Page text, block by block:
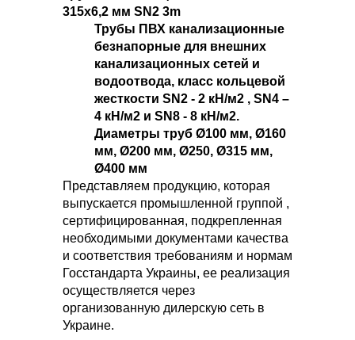
315х6,2 мм SN2 3m
Трубы ПВХ канализационные
безнапорные для внешних
канализационных сетей и
водоотвода, класс кольцевой
жесткости SN2 - 2 кН/м2 , SN4 –
4 кН/м2 и SN8 - 8 кН/м2.
Диаметры труб Ø100 мм, Ø160
мм, Ø200 мм, Ø250, Ø315 мм,
Ø400 мм
Представляем продукцию, которая
выпускается промышленной группой ,
сертифицированная, подкрепленная
необходимыми документами качества
и соответствия требованиям и нормам
Госстандарта Украины, ее реализация
осуществляется через
организованную дилерскую сеть в
Украине.